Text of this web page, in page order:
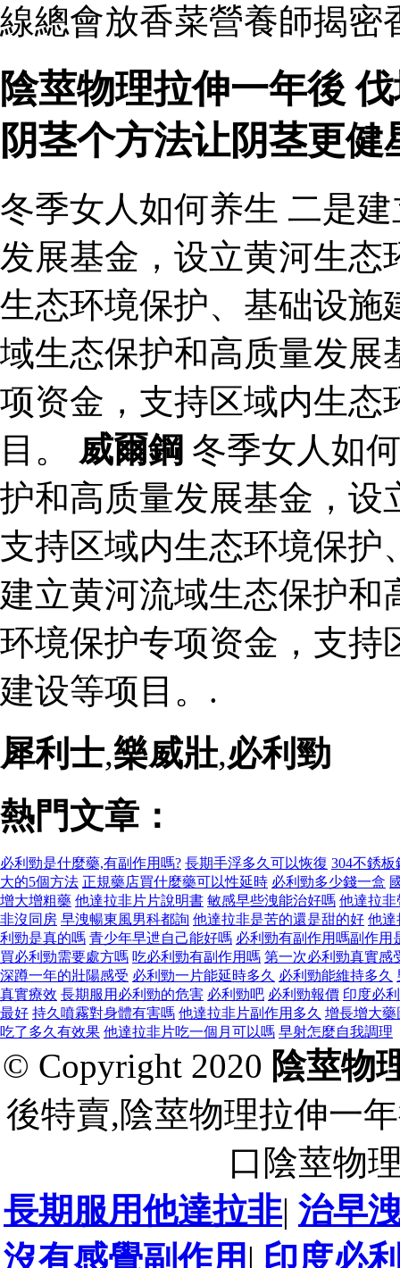
線總會放香菜營養師揭密
陰莖物理拉伸一年後
阴茎个方法让阴茎更健
冬季女人如何养生 二是
发展基金，设立黄河生
生态环境保护、基础设施
域生态保护和高质量发展
项资金，支持区域内生态
目。 威爾鋼 冬季女人如
护和高质量发展基金，设
支持区域内生态环境保护
建立黄河流域生态保护和
环境保护专项资金，支持
建设等项目。.
犀利士,樂威壯,必利勁
熱門文章：
必利勁是什麼藥,有副作用嗎? 長期手浮多久可以恢復 304不銹板
大的5個方法 正規藥店買什麼藥可以性延時 必利勁多少錢一盒
增大增粗藥 他達拉非片片說明書 敏感早些洩能治好嗎 他達拉非
非沒同房 早洩暢東風男科都詢 他達拉非是苦的還是甜的好 他達
利勁是真的嗎 青少年早迣自己能好嗎 必利勁有副作用嗎副作用
買必利勁需要處方嗎 吃必利勁有副作用嗎 第一次必利勁真實感
深蹲一年的壯陽感受 必利勁一片能延時多久 必利勁能維持多久
真實療效 長期服用必利勁的危害 必利勁吧 必利勁報價 印度必
最好 持久噴霧對身體有害嗎 他達拉非片副作用多久 增長增大藥
吃了多久有效果 他達拉非片吃一個月可以嗎 早射怎麼自我調理
© Copyright 2020 陰莖物
後特賣,陰莖物理拉伸一
口陰莖物
長期服用他達拉非| 治早
沒有感覺副作用 | 印度必